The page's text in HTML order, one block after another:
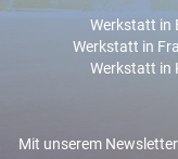
Werkstatt in
Werkstatt in
Werkstatt in
Mit unserem